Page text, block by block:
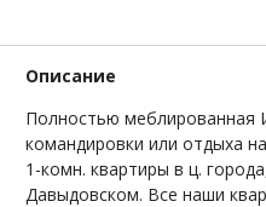
Описание
Полностью меблированная
командировки или отдыха
1-комн. квартиры в ц.
Давыдовском. Все наши